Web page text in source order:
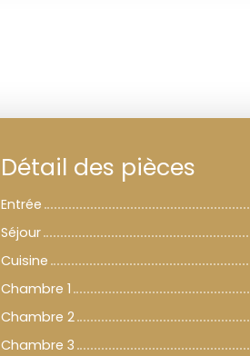
Détail des pièces
Entrée
Séjour
Cuisine
Chambre 1
Chambre 2
Chambre 3